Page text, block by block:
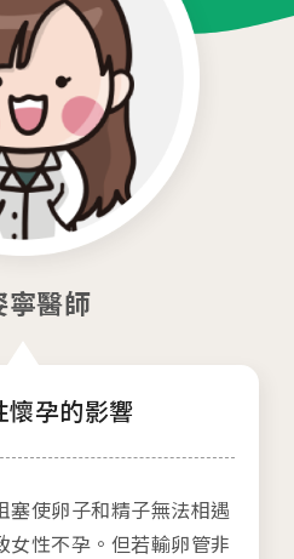
寧醫師
懷孕的影響
塞使卵子和精子無法相遇
女性不孕。但若輸卵管非